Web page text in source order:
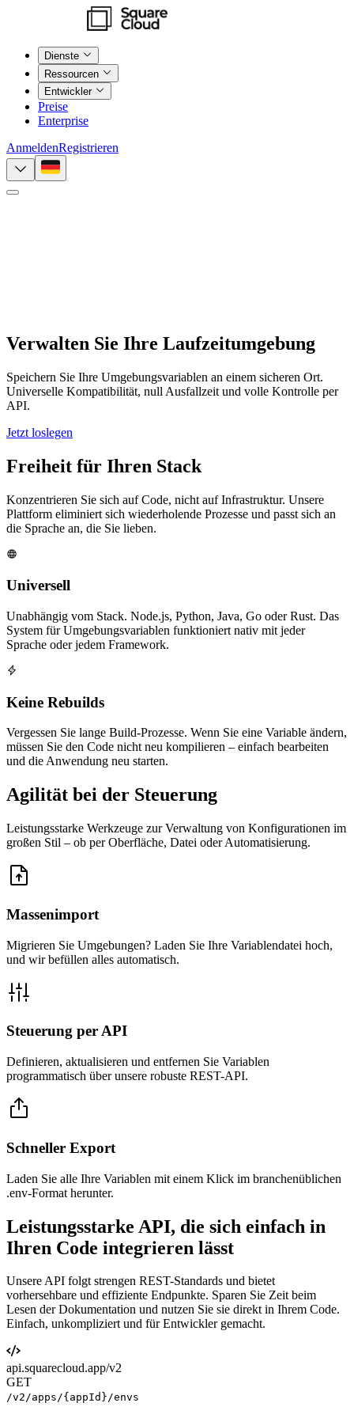
Dienste
Ressourcen
Entwickler
Preise
Enterprise
AnmeldenRegistrieren
Verwalten Sie Ihre Laufzeitumgebung
Speichern Sie Ihre Umgebungsvariablen an einem sicheren Ort.
Universelle Kompatibilität, null Ausfallzeit und volle Kontrolle per
API.
Jetzt loslegen
Freiheit für Ihren Stack
Konzentrieren Sie sich auf Code, nicht auf Infrastruktur. Unsere
Plattform eliminiert sich wiederholende Prozesse und passt sich an
die Sprache an, die Sie lieben.
Universell
Unabhängig vom Stack. Node.js, Python, Java, Go oder Rust. Das
System für Umgebungsvariablen funktioniert nativ mit jeder
Sprache oder jedem Framework.
Keine Rebuilds
Vergessen Sie lange Build-Prozesse. Wenn Sie eine Variable ändern,
müssen Sie den Code nicht neu kompilieren – einfach bearbeiten
und die Anwendung neu starten.
Agilität bei der Steuerung
Leistungsstarke Werkzeuge zur Verwaltung von Konfigurationen im
großen Stil – ob per Oberfläche, Datei oder Automatisierung.
Massenimport
Migrieren Sie Umgebungen? Laden Sie Ihre Variablendatei hoch,
und wir befüllen alles automatisch.
Steuerung per API
Definieren, aktualisieren und entfernen Sie Variablen
programmatisch über unsere robuste REST-API.
Schneller Export
Laden Sie alle Ihre Variablen mit einem Klick im branchenüblichen
.env-Format herunter.
Leistungsstarke API, die sich einfach in
Ihren Code integrieren lässt
Unsere API folgt strengen REST-Standards und bietet
vorhersehbare und effiziente Endpunkte. Sparen Sie Zeit beim
Lesen der Dokumentation und nutzen Sie sie direkt in Ihrem Code.
Einfach, unkompliziert und für Entwickler gemacht.
api.squarecloud.app/v2
GET
/v2/apps/{appId}/envs